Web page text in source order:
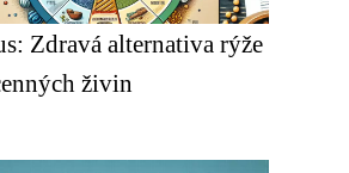
Zdravá alternativa rýže
živin